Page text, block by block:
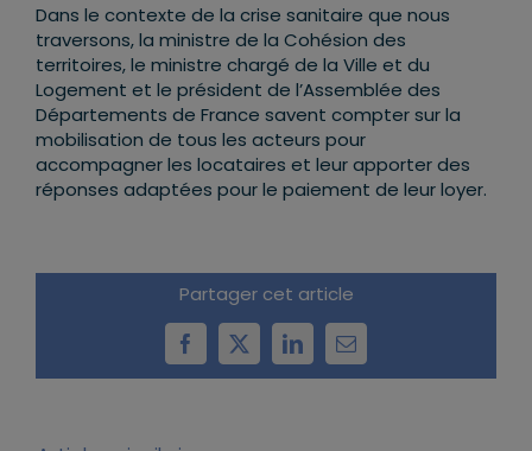
Dans le contexte de la crise sanitaire que nous
traversons, la ministre de la Cohésion des
territoires, le ministre chargé de la Ville et du
Logement et le président de l’Assemblée des
Départements de France savent compter sur la
mobilisation de tous les acteurs pour
accompagner les locataires et leur apporter des
réponses adaptées pour le paiement de leur loyer.
Partager cet article
Facebook
X LinkedInEmail